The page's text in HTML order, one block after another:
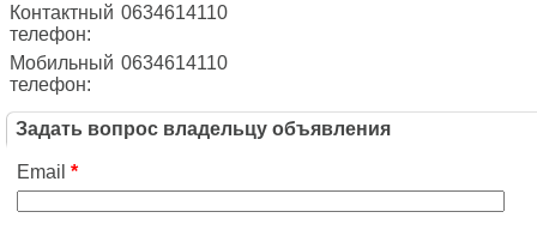
Контактный
телефон:
0634614110
Мобильный
телефон:
0634614110
Задать вопрос владельцу объявления
Email *